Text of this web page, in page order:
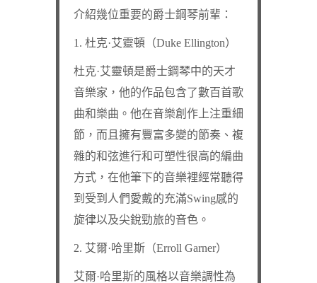
介紹幾位重要的爵士鋼琴前輩：
1. 杜克·艾靈頓（Duke Ellington）
杜克·艾靈頓是爵士鋼琴中的天才
音樂家，他的作品包含了數百首歌
曲和樂曲。他在音樂創作上注重細
節，而且擁有豐富多變的節奏、複
雜的和弦進行和可塑性很高的編曲
方式，在他筆下的音樂裡經常聽得
到受到人們愛戴的充滿Swing感的
旋律以及尖銳勁旅的音色。
2. 艾爾·哈里斯（Erroll Garner）
艾爾·哈里斯的風格以音樂調性為